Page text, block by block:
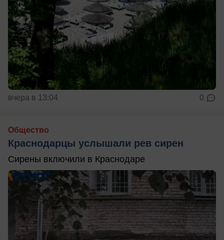
вчера в 13:04 0
Общество
Краснодарцы услышали рев сирен
Сирены включили в Краснодаре